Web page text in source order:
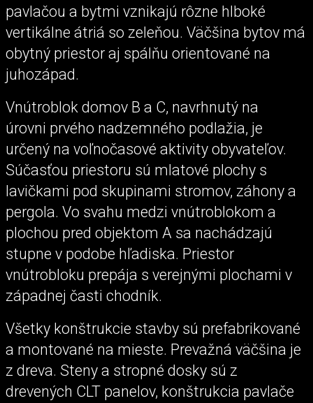
pavlačou a bytmi vznikajú rôzne hlboké
vertikálne átriá so zeleňou. Väčšina bytov má
obytný priestor aj spálňu orientované na
juhozápad.
Vnútroblok domov B a C, navrhnutý na
úrovni prvého nadzemného podlažia, je
určený na voľnočasové aktivity obyvateľov.
Súčasťou priestoru sú mlatové plochy s
lavičkami pod skupinami stromov, záhony a
pergola. Vo svahu medzi vnútroblokom a
plochou pred objektom A sa nachádzajú
stupne v podobe hľadiska. Priestor
vnútrobloku prepája s verejnými plochami v
západnej časti chodník.
Všetky konštrukcie stavby sú prefabrikované
a montované na mieste. Prevažná väčšina je
z dreva. Steny a stropné dosky sú z
drevených CLT panelov, konštrukcia pavlače